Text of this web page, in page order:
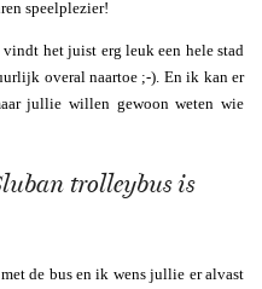
speelplezier!
het juist erg leuk een hele stad
overal naartoe ;-). En ik kan er
jullie willen gewoon weten wie
trolleybus is
de bus en ik wens jullie er alvast